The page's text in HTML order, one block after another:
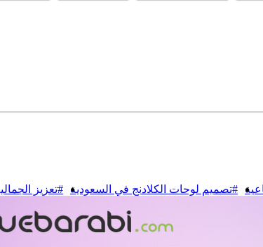
#تصميم لوحات الكلادنج في السعودية #تعزيز